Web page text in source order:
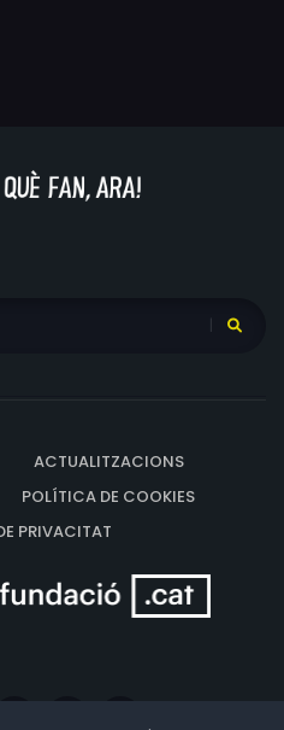
ACTUALITZACIONS
POLÍTICA DE COOKIES
PRIVACITAT